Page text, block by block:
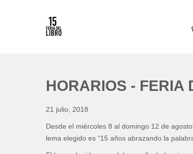
HORARIOS - FERIA
21 julio, 2018
Desde el miércoles 8 al domingo 12 de
lema elegido es “15 años abrazando la